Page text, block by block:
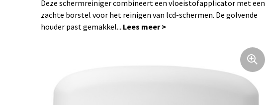
Deze schermreiniger combineert een vloeistofapplicator met een
zachte borstel voor het reinigen van lcd-schermen. De golvende
houder past gemakkel...